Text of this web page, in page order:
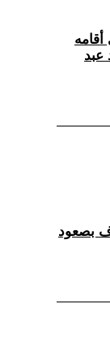
أقامه
عبد
بصعود